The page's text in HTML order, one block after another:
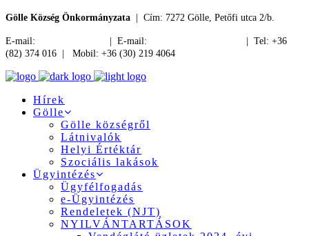
Gölle Község Önkormányzata | Cím: 7272 Gölle, Petőfi utca 2/b.
E-mail: | E-mail:
| Tel: +36
(82) 374 016 | Mobil: +36 (30) 219 4064
Hírek
Gölle
Gölle községről
Látnivalók
Helyi Értéktár
Szociális lakások
Ügyintézés
Ügyfélfogadás
e-Ügyintézés
Rendeletek (NJT)
NYILVÁNTARTÁSOK